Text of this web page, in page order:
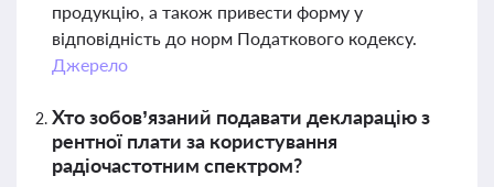
продукцію, а також привести форму у
відповідність до норм Податкового кодексу.
Джерело
Хто зобов’язаний подавати декларацію з
рентної плати за користування
радіочастотним спектром?